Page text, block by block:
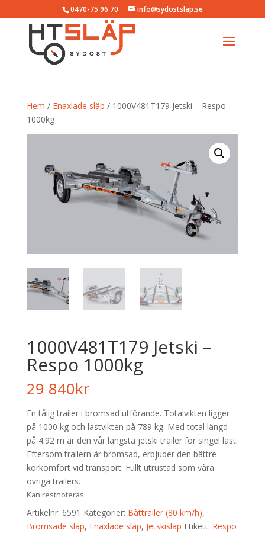
0470-75 96 70 info@sydostslap.se
Hem / Enaxlade släp / 1000V481T179 Jetski – Respo
1000kg
1000V481T179 Jetski –
Respo 1000kg
29 840kr
En tålig trailer i bromsad utförande. Totalvikten ligger
på 1000 kg och lastvikten på 789 kg. Med total längd
på 4.92 m är den vår längsta jetski trailer för singel last.
Eftersom trailern är bromsad, erbjuder den bättre
körkomfort vid transport. Fullt utrustad som våra
övriga trailers.
Kan restnoteras
Artikelnr: 6591 Kategorier: Båttrailer (80 km/h),
Bromsade släp, Enaxlade släp, Jetskisläp Etikett: Respo